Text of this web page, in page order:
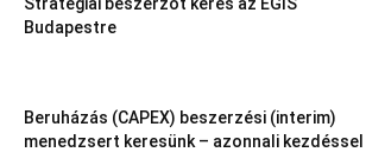
Budapestre
Beruházás (CAPEX) beszerzési (interim)
menedzsert keresünk – azonnali kezdéssel